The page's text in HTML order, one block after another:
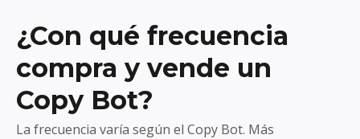
¿Con qué frecuencia
compra y vende un
Copy Bot?
La frecuencia varía según el Copy Bot. Más